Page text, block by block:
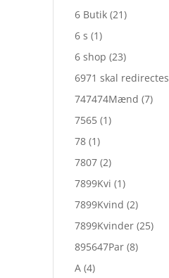
6 Butik (21)
6 s (1)
6 shop (23)
6971 skal redirectes
747474Mænd (7)
7565 (1)
78 (1)
7807 (2)
7899Kvi (1)
7899Kvind (2)
7899Kvinder (25)
895647Par (8)
A (4)